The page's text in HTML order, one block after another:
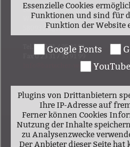
Bartscher & Wortmann GmbH
Werkzeugstraße 16
58093 Hagen
Tel. 0 23 31 / 35 91 91
info@bartscher-wortmann.de
ÖFFNUNGSZEITEN:
Montag - Donnerstag:
8.oo - 17.oo Uhr
Essenzielle Cookies
Funktionen und sind für
Funktion der Website
Google Fonts
YouTube
Plugins von Drittanbietern
Ihre IP-Adresse auf
Ferner können Cookies
Nutzung der Inhalte
zu Analysenzwecke
Der Anbieter dieser Seite